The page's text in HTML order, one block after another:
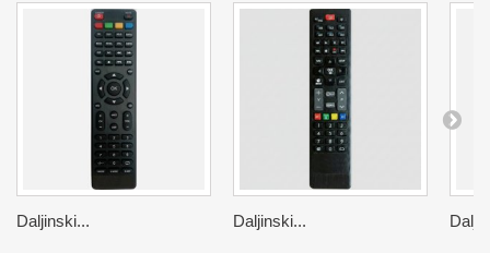
Daljinski... Daljinski...